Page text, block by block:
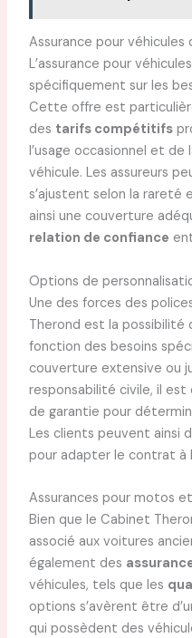
Assurance pour véhicules
L’assurance pour
spécifiquement sur les
Cette offre est
des tarifs compétitifs
l’usage occasionnel et de
véhicule. Les assureurs
s’ajustent selon la rareté
ainsi une couverture
relation de confiance
Options de
Une des forces des
Therond est la possibilité
fonction des besoins
couverture extensive ou
responsabilité civile, il est
de garantie pour
Les clients peuvent ainsi
pour adapter le contrat à
Assurances pour motos
Bien que le Cabinet
associé aux voitures
également des
véhicules, tels que les
options s’avèrent être
qui possèdent des